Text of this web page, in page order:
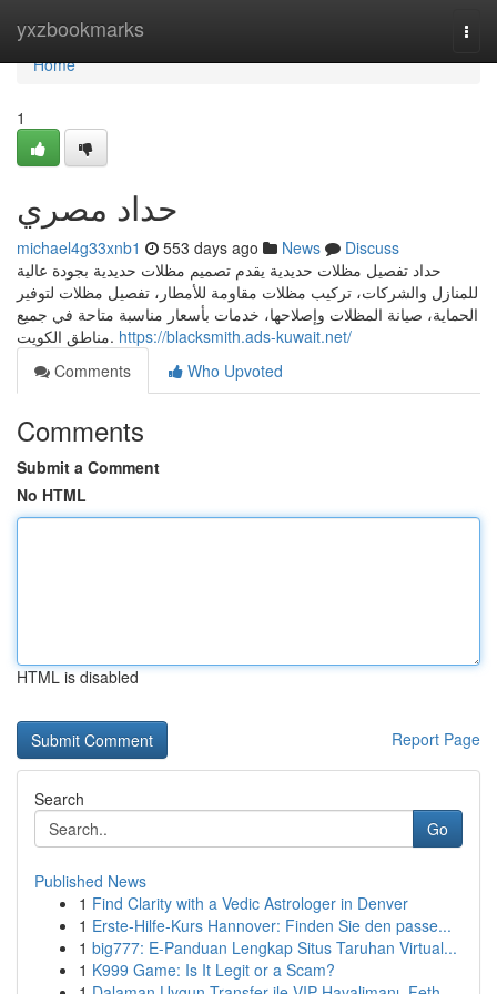
yxzbookmarks
Home
Home
1
حداد مصري
michael4g33xnb1 553 days ago News
Discuss
حداد تفصيل مظلات حديدية يقدم تصميم مظلات حديدية بجودة عالية
للمنازل والشركات، تركيب مظلات مقاومة للأمطار، تفصيل مظلات لتوفير
الحماية، صيانة المظلات وإصلاحها، خدمات بأسعار مناسبة متاحة في جميع
مناطق الكويت. https://blacksmith.ads-kuwait.net/
Comments
Who Upvoted
Comments
Submit a Comment
No HTML
HTML is disabled
Report Page
Search
Go
Published News
1 Find Clarity with a Vedic Astrologer in Denver
1 Erste-Hilfe-Kurs Hannover: Finden Sie den passe...
1 big777: E-Panduan Lengkap Situs Taruhan Virtual...
1 K999 Game: Is It Legit or a Scam?